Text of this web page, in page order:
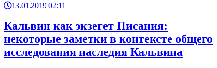
13.01.2019 02:11
Кальвин как экзегет Писания:
некоторые заметки в контексте общего
исследования наследия Кальвина